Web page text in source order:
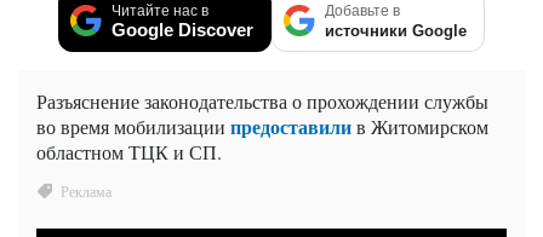
Читайте нас в
Google Discover
Добавьте в
источники Google
Разъяснение законодательства о прохождении службы
во время мобилизации предоставилив Житомирском
областном ТЦК и СП.